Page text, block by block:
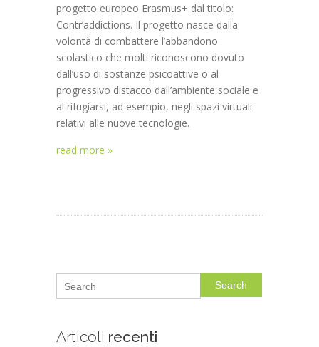
progetto europeo Erasmus+ dal titolo:
Contr’addictions. Il progetto nasce dalla
volontà di combattere l’abbandono
scolastico che molti riconoscono dovuto
dall’uso di sostanze psicoattive o al
progressivo distacco dall’ambiente sociale e
al rifugiarsi, ad esempio, negli spazi virtuali
relativi alle nuove tecnologie.
read more »
Search
Articoli recenti